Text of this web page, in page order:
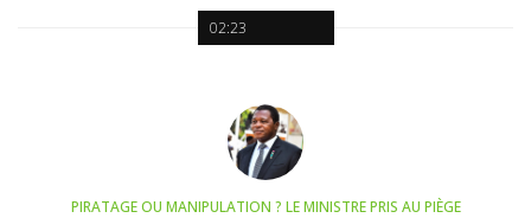
02:23
PIRATAGE OU MANIPULATION ? LE MINISTRE PRIS AU PIÈGE